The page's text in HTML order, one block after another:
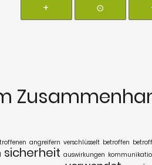
+ ⊙
angreifern verschlüsselt betroffen
sicherheit auswirkungen